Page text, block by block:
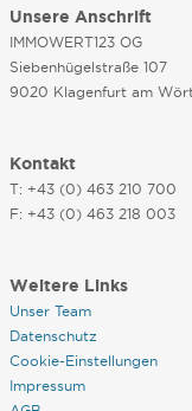
Unsere Anschrift
IMMOWERT123 OG
Siebenhügelstraße 107
9020 Klagenfurt am
Kontakt
T: +43 (0) 463 210 700
F: +43 (0) 463 218 003
Weitere Links
Unser Team
Datenschutz
Cookie-Einstellungen
Impressum